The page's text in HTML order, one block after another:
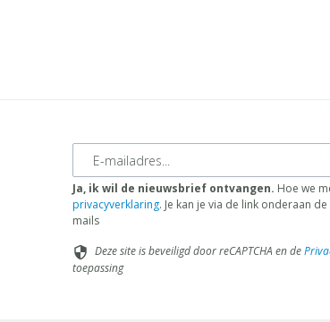
E-mailadres
Ja, ik wil de nieuwsbrief ontvangen. Hoe we
privacyverklaring. Je kan je via de link onderaan
mails
security Deze site is beveiligd door reCAPTCHA en de
toepassing